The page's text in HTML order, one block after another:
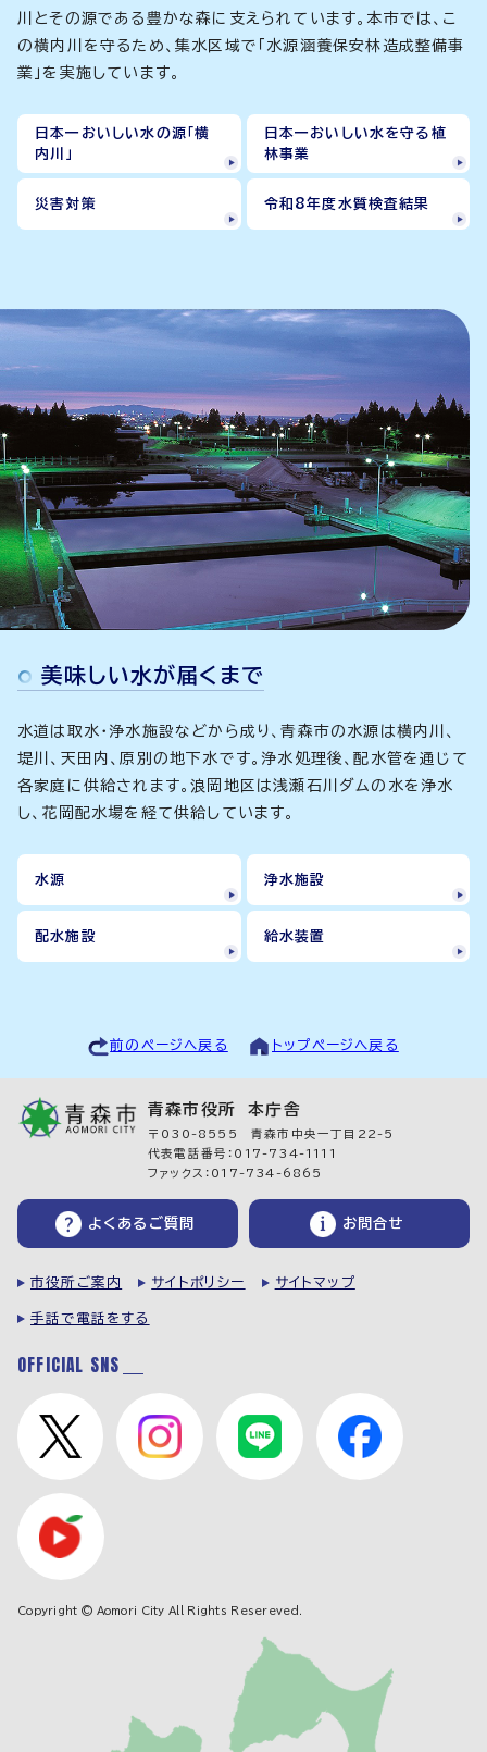
川とその源である豊かな森に支えられています。本市では、こ
の横内川を守るため、集水区域で「水源涵養保安林造成整備事
業」を実施しています。
日本一おいしい水の源「横
内川」
日本一おいしい水を守る植
林事業
災害対策 令和8年度水質検査結果
美味しい水が届くまで
水道は取水・浄水施設などから成り、青森市の水源は横内川、
堤川、天田内、原別の地下水です。浄水処理後、配水管を通じて
各家庭に供給されます。浪岡地区は浅瀬石川ダムの水を浄水
し、花岡配水場を経て供給しています。
水源 浄水施設
配水施設 給水装置
前のページへ戻る トップページへ戻る
青森市役所 本庁舎
〒030-8555 青森市中央一丁目22-5
代表電話番号：017-734-1111
ファックス：017-734-6865
よくあるご質問 お問合せ
市役所ご案内 サイトポリシー サイトマップ
手話で電話をする
OFFICIAL SNS
Copyright © Aomori City All Rights Resereved.